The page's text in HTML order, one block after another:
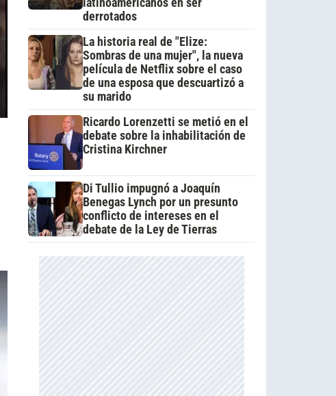
derrotados
La historia real de "Elize:
Sombras de una mujer", la nueva
película de Netflix sobre el caso
de una esposa que descuartizó a
su marido
Ricardo Lorenzetti se metió en el
debate sobre la inhabilitación de
Cristina Kirchner
Di Tullio impugnó a Joaquín
Benegas Lynch por un presunto
conflicto de intereses en el
debate de la Ley de Tierras